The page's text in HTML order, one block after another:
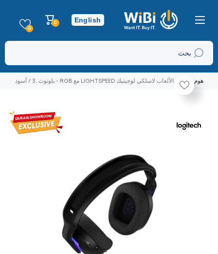
تخطي إلى المحتوى
English
عربة
التسوق
0
عناصر
0
بحث
هوم الألعاب لاسلكي لوجيتيك LIGHTSPEED مع RGB - بلوتوث .3 / أسود